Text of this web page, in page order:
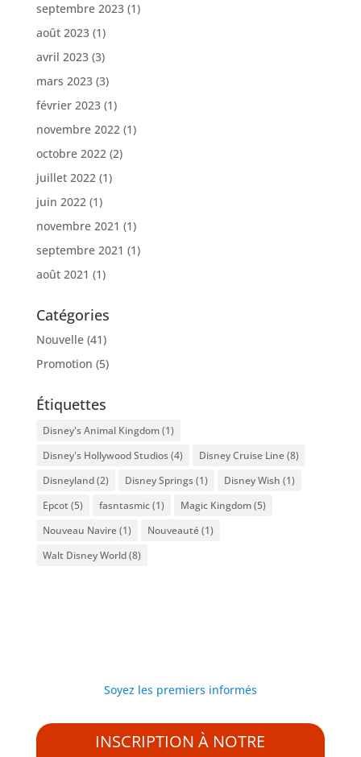
septembre 2023(1)
août 2023(1)
avril 2023(3)
mars 2023(3)
février 2023(1)
novembre 2022(1)
octobre 2022(2)
juillet 2022(1)
juin 2022(1)
novembre 2021 (1)
septembre 2021 (1)
août 2021 (1)
Catégories
Nouvelle(41)
Promotion (5)
Étiquettes
Disney's Animal Kingdom(1)
Disney's Hollywood Studios(4) Disney Cruise Line(8)
Disneyland(2) Disney Springs(1) Disney Wish (1)
Epcot (5) fasntasmic(1) Magic Kingdom(5)
Nouveau Navire(1) Nouveauté(1)
Walt Disney World(8)
Soyez les premiers informés
INSCRIPTION À NOTRE